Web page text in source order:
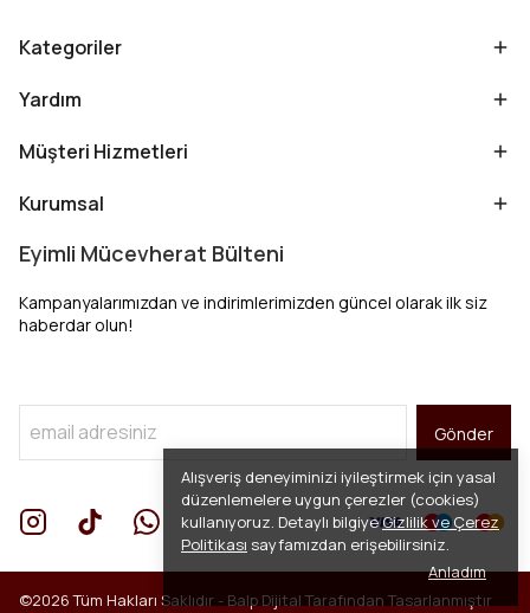
Alışveriş deneyiminizi iyileştirmek için yasal
düzenlemelere uygun çerezler (cookies)
kullanıyoruz. Detaylı bilgiyeGizlilik ve Çerez
Politikası sayfamızdan erişebilirsiniz.
Anladım
Kategoriler
Yardım
Müşteri Hizmetleri
Kurumsal
Eyimli Mücevherat Bülteni
Kampanyalarımızdan ve indirimlerimizden güncel olarak ilk siz
haberdar olun!
Gönder
©2026 Tüm Hakları Saklıdır - Balp Dijital Tarafından Tasarlanmıştır